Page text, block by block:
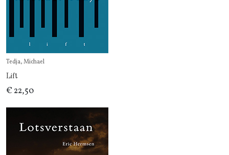
Tedja, Michael
Lift
€ 22,50